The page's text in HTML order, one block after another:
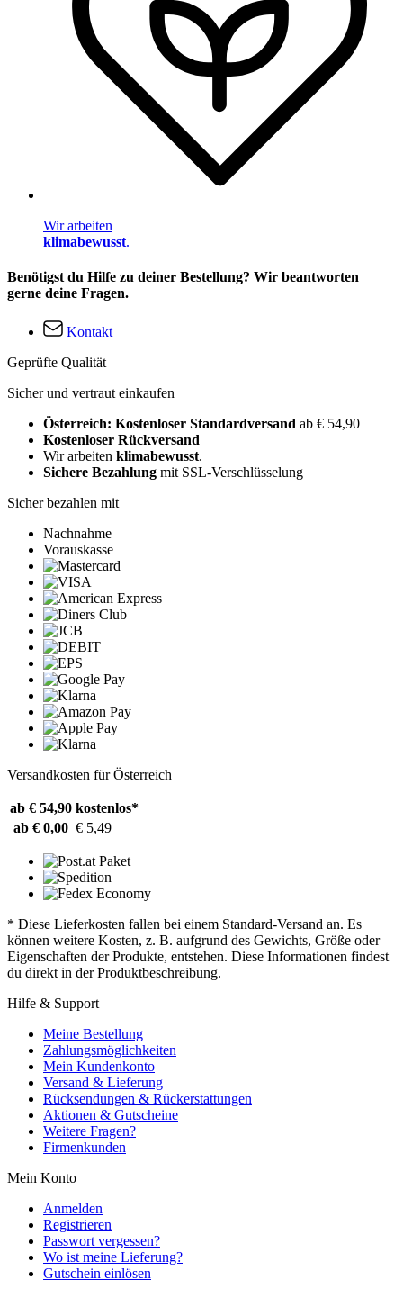
Wir arbeiten
klimabewusst.
Benötigst du Hilfe zu deiner Bestellung? Wir beantworten
gerne deine Fragen.
Kontakt
Geprüfte Qualität
Sicher und vertraut einkaufen
Österreich: Kostenloser Standardversand ab € 54,90
Kostenloser Rückversand
Wir arbeiten klimabewusst.
Sichere Bezahlung mit SSL-Verschlüsselung
Sicher bezahlen mit
Nachnahme
Vorauskasse
Versandkosten für Österreich
ab € 54,90 kostenlos*
ab € 0,00 € 5,49
* Diese Lieferkosten fallen bei einem Standard-Versand an. Es
können weitere Kosten, z. B. aufgrund des Gewichts, Größe oder
Eigenschaften der Produkte, entstehen. Diese Informationen findest
du direkt in der Produktbeschreibung.
Hilfe & Support
Meine Bestellung
Zahlungsmöglichkeiten
Mein Kundenkonto
Versand & Lieferung
Rücksendungen & Rückerstattungen
Aktionen & Gutscheine
Weitere Fragen?
Firmenkunden
Mein Konto
Anmelden
Registrieren
Passwort vergessen?
Wo ist meine Lieferung?
Gutschein einlösen